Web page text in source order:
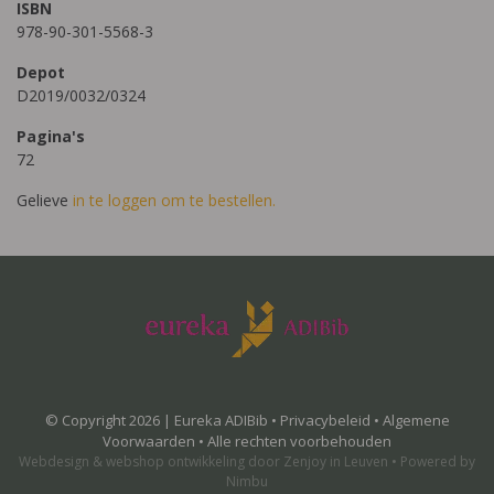
ISBN
978-90-301-5568-3
Depot
D2019/0032/0324
Pagina's
72
Gelieve in te loggen om te bestellen.
© Copyright 2026 | Eureka ADIBib • Privacybeleid • Algemene
Voorwaarden • Alle rechten voorbehouden
Webdesign & webshop ontwikkeling door Zenjoy in Leuven • Powered by
Nimbu